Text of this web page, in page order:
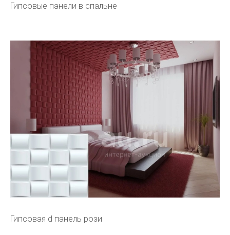
Гипсовые панели в спальне
Гипсовая d панель рози